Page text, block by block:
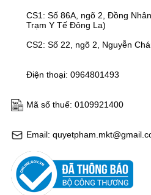
Email:
Mã số thuế: 0109921400
Điện thoại: 0964801493
CS1: Số 86A, ngõ 2, Đồng
Trạm Y Tế Đông La)
CS2: Số 22, ngõ 2, Nguyễn